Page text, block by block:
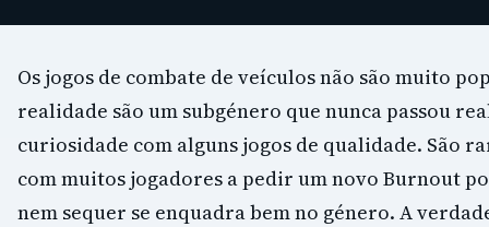
Os jogos de combate de veículos não são muito
realidade são um subgénero que nunca passou
curiosidade com alguns jogos de qualidade. São
com muitos jogadores a pedir um novo Burnout
nem sequer se enquadra bem no género. A